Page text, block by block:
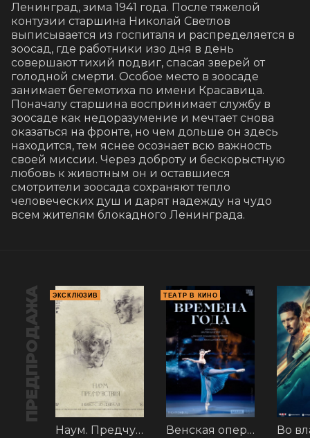
Ленинград, зима 1941 года. После тяжелой
контузии старшина Николай Светлов
выписывается из госпиталя и распределяется в
зоосад, где работники изо дня в день
совершают тихий подвиг, спасая зверей от
голодной смерти. Особое место в зоосаде
занимает бегемотиха по имени Красавица.
Поначалу старшина воспринимает службу в
зоосаде как недоразумение и мечтает снова
оказаться на фронте, но чем дольше он здесь
находится, тем яснее осознает всю важность
своей миссии. Через доброту и бескорыстную
любовь к животным он и оставшиеся
смотрители зоосада сохраняют тепло
человеческих душ и дарят надежду на чудо
всем жителям блокадного Ленинграда.
ПРЕДПРОДАЖА ЭКСКЛЮЗИВ
Наум. Предчувствия
ТЕАТР В КИНО
Венская опера: Времена года